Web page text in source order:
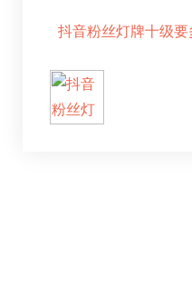
抖音粉丝灯牌十级